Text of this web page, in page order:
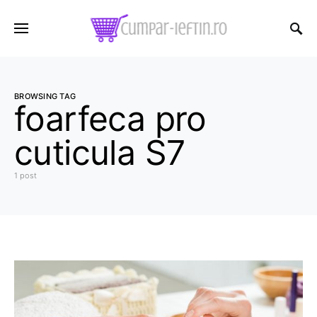
BROWSING TAG
foarfeca pro
cuticula S7
1 post